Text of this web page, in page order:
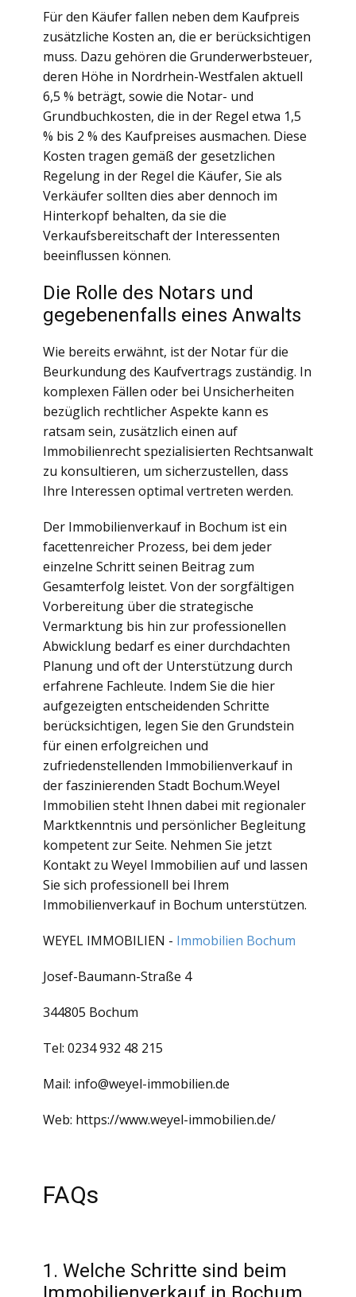
Für den Käufer fallen neben dem Kaufpreis
zusätzliche Kosten an, die er berücksichtigen
muss. Dazu gehören die Grunderwerbsteuer,
deren Höhe in Nordrhein-Westfalen aktuell
6,5 % beträgt, sowie die Notar- und
Grundbuchkosten, die in der Regel etwa 1,5
% bis 2 % des Kaufpreises ausmachen. Diese
Kosten tragen gemäß der gesetzlichen
Regelung in der Regel die Käufer, Sie als
Verkäufer sollten dies aber dennoch im
Hinterkopf behalten, da sie die
Verkaufsbereitschaft der Interessenten
beeinflussen können.
Die Rolle des Notars und
gegebenenfalls eines Anwalts
Wie bereits erwähnt, ist der Notar für die
Beurkundung des Kaufvertrags zuständig. In
komplexen Fällen oder bei Unsicherheiten
bezüglich rechtlicher Aspekte kann es
ratsam sein, zusätzlich einen auf
Immobilienrecht spezialisierten Rechtsanwalt
zu konsultieren, um sicherzustellen, dass
Ihre Interessen optimal vertreten werden.
Der Immobilienverkauf in Bochum ist ein
facettenreicher Prozess, bei dem jeder
einzelne Schritt seinen Beitrag zum
Gesamterfolg leistet. Von der sorgfältigen
Vorbereitung über die strategische
Vermarktung bis hin zur professionellen
Abwicklung bedarf es einer durchdachten
Planung und oft der Unterstützung durch
erfahrene Fachleute. Indem Sie die hier
aufgezeigten entscheidenden Schritte
berücksichtigen, legen Sie den Grundstein
für einen erfolgreichen und
zufriedenstellenden Immobilienverkauf in
der faszinierenden Stadt Bochum.Weyel
Immobilien steht Ihnen dabei mit regionaler
Marktkenntnis und persönlicher Begleitung
kompetent zur Seite. Nehmen Sie jetzt
Kontakt zu Weyel Immobilien auf und lassen
Sie sich professionell bei Ihrem
Immobilienverkauf in Bochum unterstützen.
WEYEL IMMOBILIEN - Immobilien Bochum
Josef-Baumann-Straße 4
344805 Bochum
Tel: 0234 932 48 215
Mail: info@weyel-immobilien.de
Web: https://www.weyel-immobilien.de/
FAQs
1. Welche Schritte sind beim